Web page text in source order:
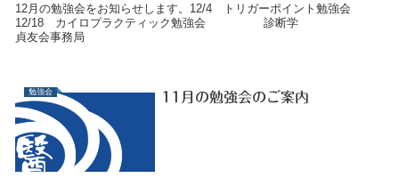
12月の勉強会をお知らせします。12/4 トリガーポイント勉強会
12/18 カイロプラクティック勉強会 診断学
貞友会事務局
勉強会 11月の勉強会のご案内